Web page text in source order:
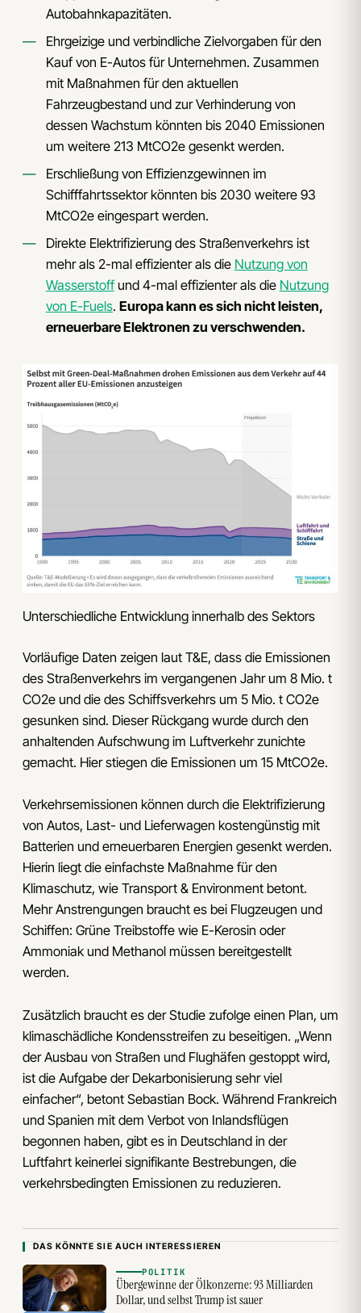
Autobahnkapazitäten.
Ehrgeizige und verbindliche Zielvorgaben für den
Kauf von E-Autos für Unternehmen. Zusammen
mit Maßnahmen für den aktuellen
Fahrzeugbestand und zur Verhinderung von
dessen Wachstum könnten bis 2040 Emissionen
um weitere 213 MtCO2e gesenkt werden.
Erschließung von Effizienzgewinnen im
Schifffahrtssektor könnten bis 2030 weitere 93
MtCO2e eingespart werden.
Direkte Elektrifizierung des Straßenverkehrs ist
mehr als 2-mal effizienter als die Nutzung von
Wasserstoffund 4-mal effizienter als die Nutzung
von E-Fuels. Europa kann es sich nicht leisten,
erneuerbare Elektronen zu verschwenden.
Unterschiedliche Entwicklung innerhalb des Sektors
Vorläufige Daten zeigen laut T&E, dass die Emissionen
des Straßenverkehrs im vergangenen Jahr um 8 Mio. t
CO2e und die des Schiffsverkehrs um 5 Mio. t CO2e
gesunken sind. Dieser Rückgang wurde durch den
anhaltenden Aufschwung im Luftverkehr zunichte
gemacht. Hier stiegen die Emissionen um 15 MtCO2e.
Verkehrsemissionen können durch die Elektrifizierung
von Autos, Last- und Lieferwagen kostengünstig mit
Batterien und erneuerbaren Energien gesenkt werden.
Hierin liegt die einfachste Maßnahme für den
Klimaschutz, wie Transport & Environment betont.
Mehr Anstrengungen braucht es bei Flugzeugen und
Schiffen: Grüne Treibstoffe wie E-Kerosin oder
Ammoniak und Methanol müssen bereitgestellt
werden.
Zusätzlich braucht es der Studie zufolge einen Plan, um
klimaschädliche Kondensstreifen zu beseitigen. „Wenn
der Ausbau von Straßen und Flughäfen gestoppt wird,
ist die Aufgabe der Dekarbonisierung sehr viel
einfacher“, betont Sebastian Bock. Während Frankreich
und Spanien mit dem Verbot von Inlandsflügen
begonnen haben, gibt es in Deutschland in der
Luftfahrt keinerlei signifikante Bestrebungen, die
verkehrsbedingten Emissionen zu reduzieren.
DAS KÖNNTE SIE AUCH INTERESSIEREN
POLITIK
Übergewinne der Ölkonzerne: 93 Milliarden
Dollar, und selbst Trump ist sauer